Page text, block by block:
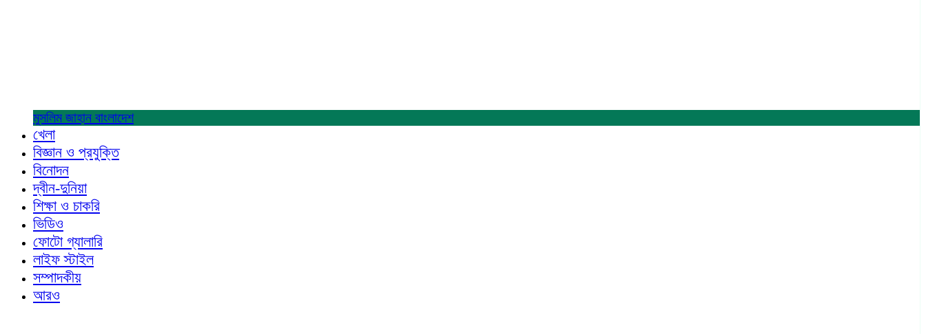
মুসলিম জাহান বাংলাদেশ
খেলা
বিজ্ঞান ও প্রযুক্তি
বিনোদন
দ্বীন-দুনিয়া
শিক্ষা ও চাকরি
ভিডিও
ফোটো গ্যালারি
লাইফ স্টাইল
সম্পাদকীয়
আরও